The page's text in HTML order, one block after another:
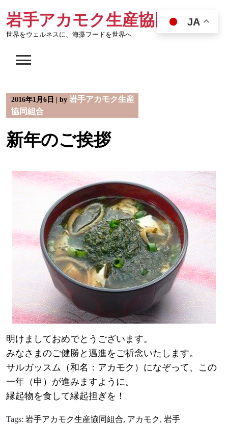
content
岩手アカモク生産協同組合
世界をウェルネスに、海藻フードを世界へ
2016年1月6日 by 岩手アカモク生産
協同組合
新年のご挨拶
明けましておめでとうございます。
みなさまのご健勝と邁進をご祈念いたします。
サルガッスム（和名：アカモク）になぞって、この
一年（申）が進みますように。
縁起物を食して縁起担ぎを！
Tags: 岩手アカモク生産協同組合, アカモク, 岩手
JA